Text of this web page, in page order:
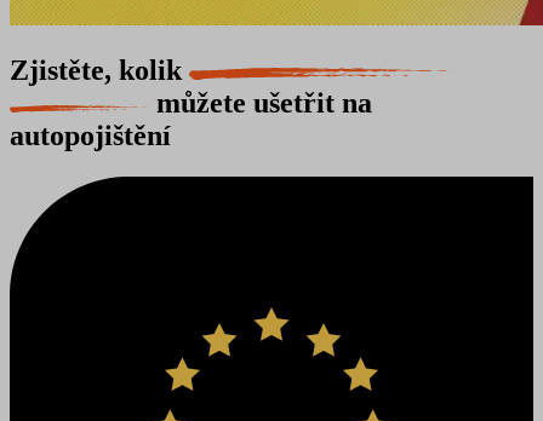
Zjistěte, kolik
můžete ušetřit na
autopojištění